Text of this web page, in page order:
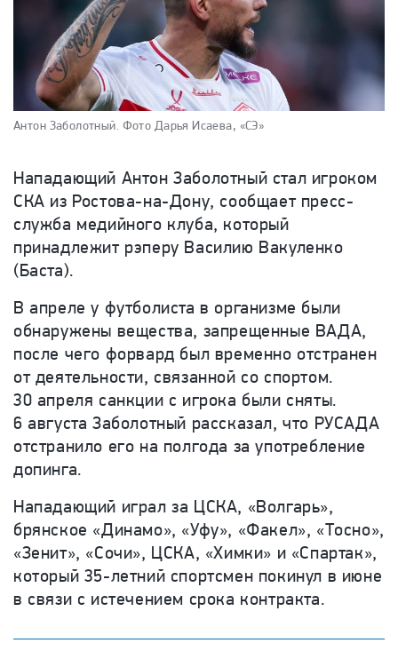
Антон Заболотный. Фото Дарья Исаева, «СЭ»
Нападающий Антон Заболотный стал игроком
СКА из Ростова-на-Дону, сообщает пресс-
служба медийного клуба, который
принадлежит рэперу Василию Вакуленко
(Баста).
В апреле у футболиста в организме были
обнаружены вещества, запрещенные ВАДА,
после чего форвард был временно отстранен
от деятельности, связанной со спортом.
30 апреля санкции с игрока были сняты.
6 августа Заболотный рассказал, что РУСАДА
отстранило его на полгода за употребление
допинга.
Нападающий играл за ЦСКА, «Волгарь»,
брянское «Динамо», «Уфу», «Факел», «Тосно»,
«Зенит», «Сочи», ЦСКА, «Химки» и «Спартак»,
который 35-летний спортсмен покинул в июне
в связи с истечением срока контракта.